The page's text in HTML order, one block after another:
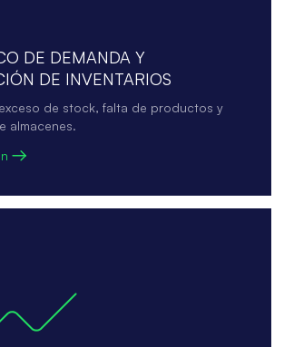
DE DEMANDA Y
DE INVENTARIOS
de stock, falta de productos y
almacenes.